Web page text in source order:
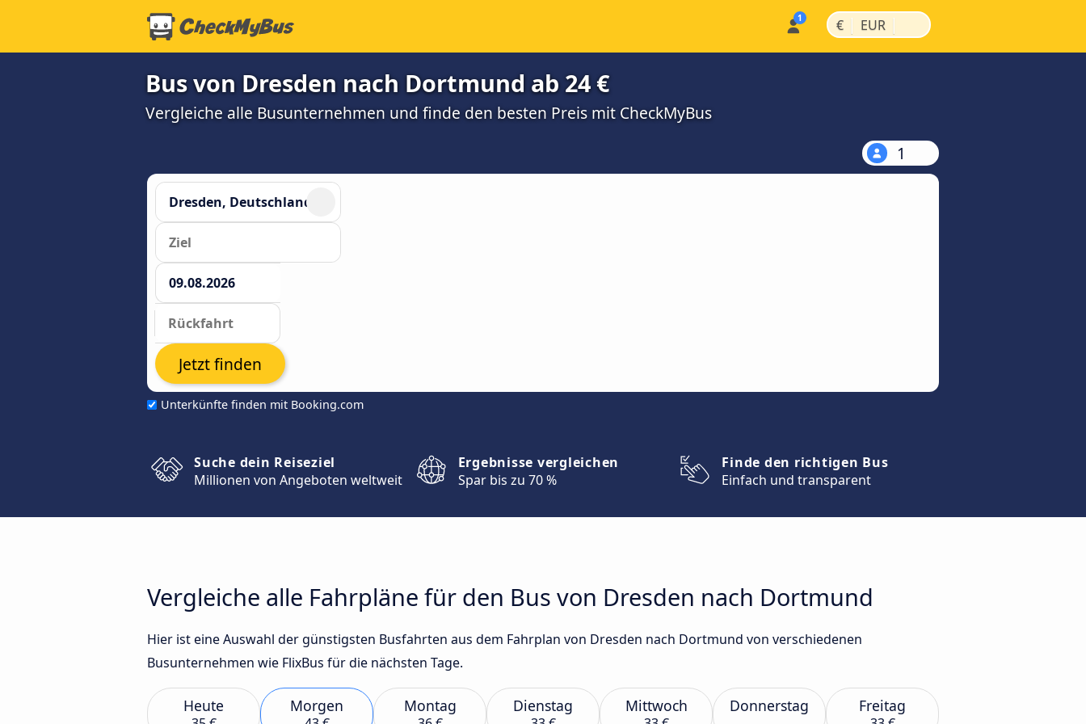
€ | EUR |
Bus von Dresden nach Dortmund ab 24 €
Vergleiche alle Busunternehmen und finde den besten Preis mit CheckMyBus
1
Unterkünfte finden mit Booking.com
Jetzt finden
Suche dein Reiseziel
Millionen von Angeboten weltweit
Ergebnisse vergleichen
Spar bis zu 70 %
Finde den richtigen Bus
Einfach und transparent
Vergleiche alle Fahrpläne für den Bus von Dresden nach Dortmund
Hier ist eine Auswahl der günstigsten Busfahrten aus dem Fahrplan von Dresden nach Dortmund von verschiedenen
Busunternehmen wie FlixBus für die nächsten Tage.
Heute Morgen Montag Dienstag Mittwoch Donnerstag Freitag